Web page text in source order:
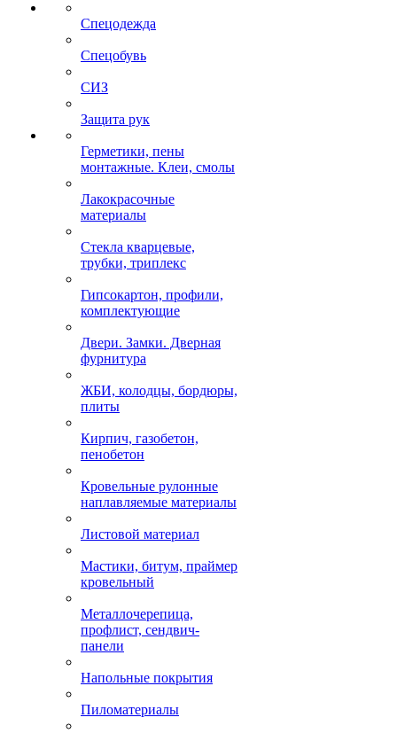
Спецодежда
Спецобувь
СИЗ
Защита рук
Герметики, пены
монтажные. Клеи, смолы
Лакокрасочные
материалы
Стекла кварцевые,
трубки, триплекс
Гипсокартон, профили,
комплектующие
Двери. Замки. Дверная
фурнитура
ЖБИ, колодцы, бордюры,
плиты
Кирпич, газобетон,
пенобетон
Кровельные рулонные
наплавляемые материалы
Листовой материал
Мастики, битум, праймер
кровельный
Металлочерепица,
профлист, сендвич-
панели
Напольные покрытия
Пиломатериалы